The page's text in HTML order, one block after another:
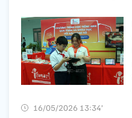
16/05/2026 13:34’